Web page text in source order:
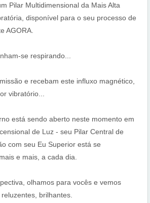
Pilar Multidimensional da Mais Alta
disponível para o seu processo de
AGORA.
se respirando...
e recebam este influxo magnético,
vibratório...
está sendo aberto neste momento em
de Luz - seu Pilar Central de
com seu Eu Superior está se
e mais, a cada dia.
olhamos para vocês e vemos
brilhantes.